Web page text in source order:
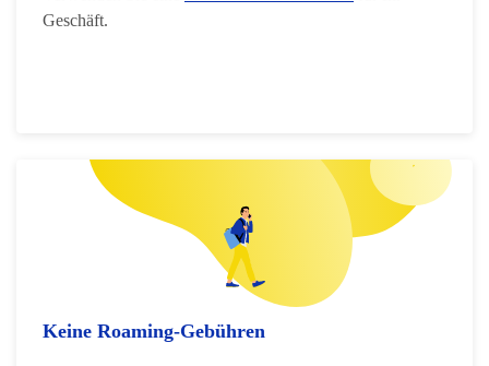
Geschäft.
Keine Roaming-Gebühren